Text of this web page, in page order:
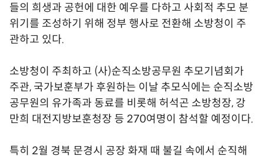
들의 희생과 공헌에 대한 예우를 다하고 사회적 추모 분
위기를 조성하기 위해 정부 행사로 전환해 소방청이 주
관하고 있다.
소방청이 주최하고 (사)순직소방공무원 추모기념회가
주관, 국가보훈부가 후원하는 이날 추모식에는 순직소방
공무원의 유가족과 동료를 비롯해 허석곤 소방청장, 강
만희 대전지방보훈청장 등 270여명이 참석할 예정이다.
특히 2월 경북 문경시 공장 화재 때 불길 속에서 순직해